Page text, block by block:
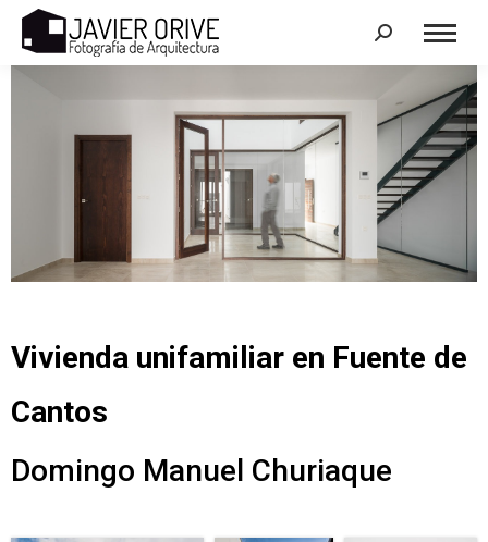
Search:
Vivienda unifamiliar en Fuente de
Cantos
Domingo Manuel Churiaque